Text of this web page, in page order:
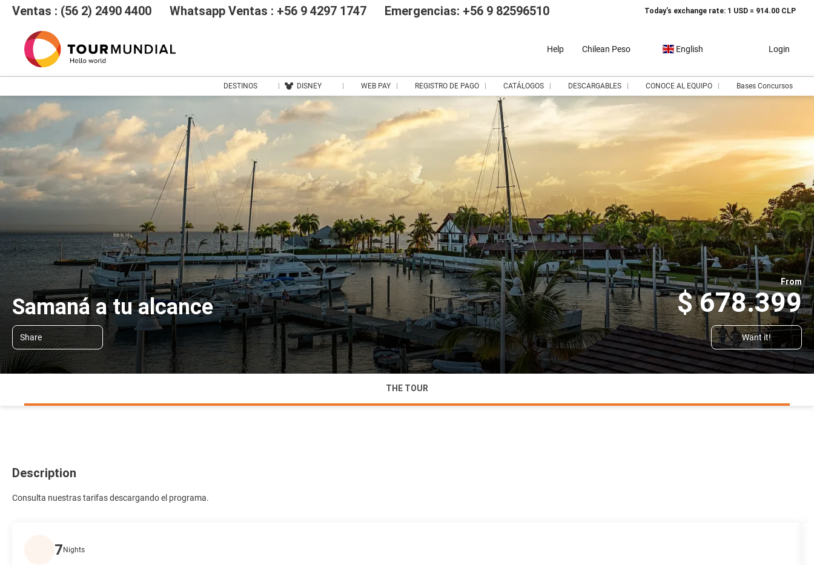
Ventas : (56 2) 2490 4400 Whatsapp Ventas : +56 9 4297 1747 Emergencias: +56 9 82596510 Today’s exchange rate: 1 USD = 914.00 CLP
Help Chilean Peso English Login
DESTINOS DISNEY WEB PAY REGISTRO DE PAGO CATÁLOGOS DESCARGABLES CONOCE AL EQUIPO Bases Concursos
Samaná a tu alcance
From
$ 678.399
Share Want it!
THE TOUR
Description
Consulta nuestras tarifas descargando el programa.
7 Nights